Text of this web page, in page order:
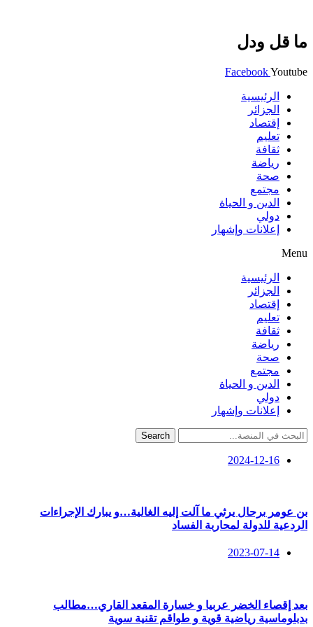
ما قل ودل
FacebookYoutube
الرئيسية
الجزائر
إقتصاد
تعليم
ثقافة
رياضة
صحة
مجتمع
الدين و الحياة
دولي
إعلانات وإشهار
Menu
الرئيسية
الجزائر
إقتصاد
تعليم
ثقافة
رياضة
صحة
مجتمع
الدين و الحياة
دولي
إعلانات وإشهار
Search
2024-12-16
بن عومر برحال يرثي ما آلت إليه الغالية…و يبارك الإجراءات
الردعية للدولة لمحاربة الفساد
2023-07-14
بعد إقصاء الخضر عربيا و خسارة المقعد القاري…مطالب
بدبلوماسية رياضية قوية و طواقم تقنية سوية